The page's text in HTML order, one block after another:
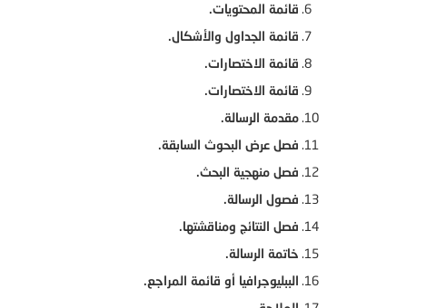
قائمة المحتويات.
قائمة الجداول والأشكال.
قائمة الاختصارات.
قائمة الاختصارات.
مقدمة الرسالة.
فصل عرض البحوث السابقة.
فصل منهجية البحث.
فصول الرسالة.
فصل النتائج ومناقشتها.
خاتمة الرسالة.
الببليوجرافيا أو قائمة المراجع.